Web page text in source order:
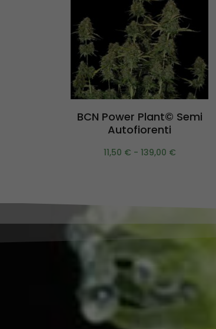
Scegli
BCN Power Plant© Semi
Autofiorenti
11,50 € - 139,00 €